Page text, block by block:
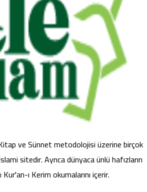
ve Sünnet metodolojisi üzerine birçok
sitedir. Ayrıca dünyaca ünlü hafızların
ı Kerim okumalarını içerir.